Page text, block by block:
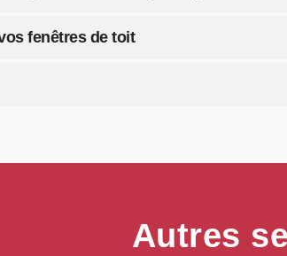
fenêtres de toit
Autres